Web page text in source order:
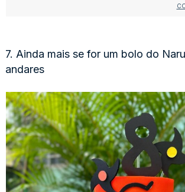
7. Ainda mais se for um bolo do
andares